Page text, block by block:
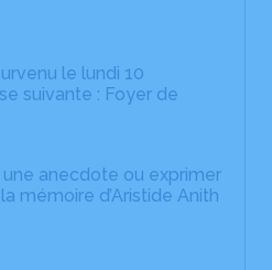
le lundi 10
suivante : Foyer de
anecdote ou exprimer
mémoire d’Aristide Anith